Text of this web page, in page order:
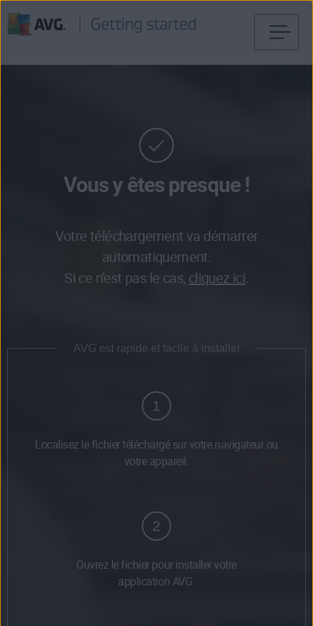
Vous y êtes presque !
Votre téléchargement va démarrer
automatiquement.
Si ce n’est pas le cas, cliquez ici.
AVG est rapide et facile à installer
1
Localisez le fichier téléchargé sur votre navigateur ou
votre appareil.
2
Ouvrez le fichier pour installer votre
application AVG.